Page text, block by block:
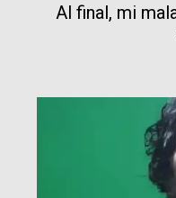
Al final, mi